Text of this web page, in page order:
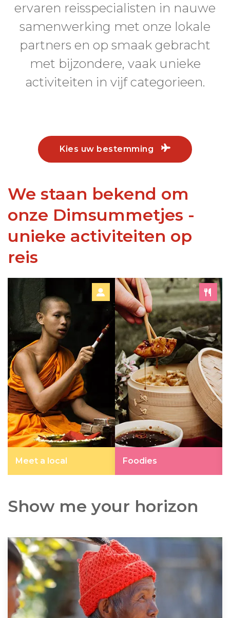
ervaren reisspecialisten in nauwe
samenwerking met onze lokale
partners en op smaak gebracht
met bijzondere, vaak unieke
activiteiten in vijf categorieen.
Kies uw bestemming
We staan bekend om
onze Dimsummetjes -
unieke activiteiten op
reis
Meet a local Foodies
Show me your horizon